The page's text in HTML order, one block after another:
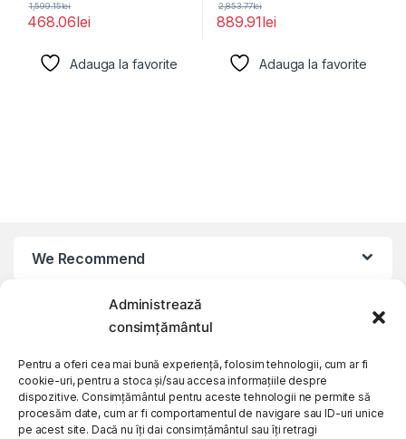
Administrează
consimțământul
Pentru a oferi cea mai bună experiență, folosim tehnologii, cum ar fi
cookie-uri, pentru a stoca și/sau accesa informațiile despre
dispozitive. Consimțământul pentru aceste tehnologii ne permite să
procesăm date, cum ar fi comportamentul de navigare sau ID-uri unice
pe acest site. Dacă nu îți dai consimțământul sau îți retragi
468.06lei
1,599.15lei
Adauga la favorite
889.91lei
2,853.77lei
Adauga la favorite
We Recommend
My Account
Customer Care
About Us